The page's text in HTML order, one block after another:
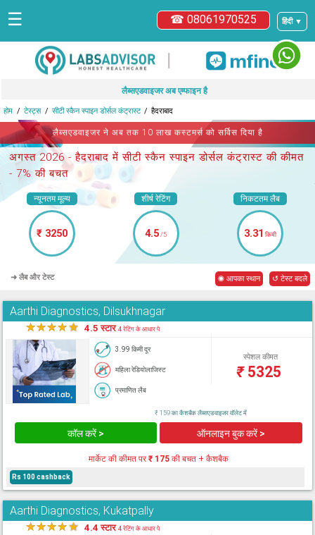
हिंदी ▼
☎ 08061970525
☰
|
लैब्सएडवाइजर अब एम्फाइन है
होम टेस्ट्स सीटी स्कैन स्पाइन डोर्सल कंट्रास्ट हैदराबाद
लैब्सएडवाइजर ने अब तक 10 लाख कस्टमर्स को सर्विस दिया है
अगस्त 2026 -हैदराबाद में सीटी स्कैन स्पाइन डोर्सल कंट्रास्ट की कीमत
- 7% की बचत
न्यूनतम मूल्य
₹ 3250
शीर्ष रेटिंग
4.5/5
निकटतम लैब
3.31 किमी
➜ लैब और टेस्ट ◉ आपका स्थान ↺ टेस्ट बदले
Aarthi Diagnostics, Dilsukhnagar
★★★★★ 4.5 स्टार4 रेटिंग के आधार पे
3.99 किमी दूर
महिला रेडियोलाजिस्ट
प्रमाणित लैब
स्पेशल कीमत
₹5325
₹ 159 का कैशबैक लैब्सएडवाइजर वॉलेट में
कॉल करें > ऑनलाइन बुक करें >
मार्केट की कीमत पर₹ 175की बचत + कैशबैक
Rs 100 cashback
Aarthi Diagnostics, Kukatpally
★★★★★ 4.4 स्टार4 रेटिंग के आधार पे